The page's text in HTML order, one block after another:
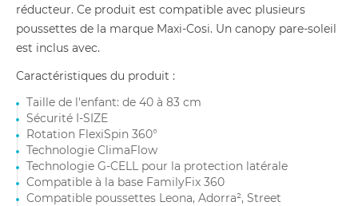
réducteur. Ce produit est compatible avec plusieurs
poussettes de la marque Maxi-Cosi. Un canopy pare-soleil
est inclus avec.
Caractéristiques du produit :
Taille de l'enfant: de 40 à 83 cm
Sécurité I-SIZE
Rotation FlexiSpin 360°
Technologie ClimaFlow
Technologie G-CELL pour la protection latérale
Compatible à la base FamilyFix 360
Compatible poussettes Leona, Adorra², Street